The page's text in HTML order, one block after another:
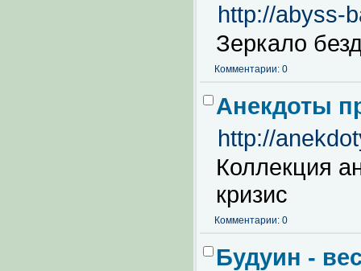
http://abyss-
Зеркало
Комментарии: 0
Анекдоты
http://
Коллекция
кризис
Комментарии: 0
Будуин -